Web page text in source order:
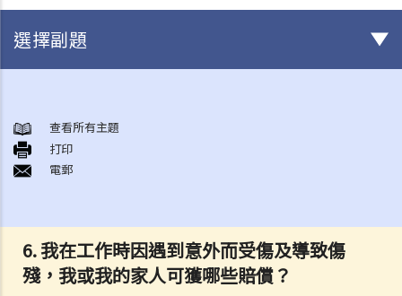
6. 我在工作時因遇到意外而受傷及導致傷
殘，我或我的家人可獲哪些賠償？
選擇副題
A. 「僱傭合約」之闡釋
1. 僱傭合約的持續期是多久？
2. 甚麼是「連續性」僱傭合約？
3. 僱主是否可以選擇簽訂一系列較短且間斷的僱傭合同，以避免向僱員
提供法定福利和權益？
查看所有主題
打印
電郵